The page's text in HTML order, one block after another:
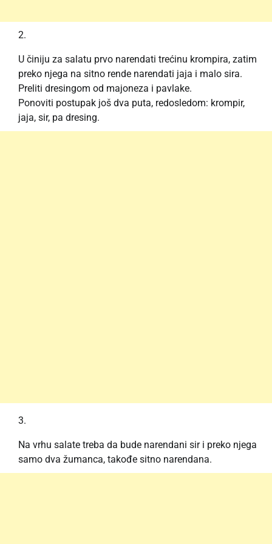
U činiju za salatu prvo narendati trećinu krompira, zatim
preko njega na sitno rende narendati jaja i malo sira.
Preliti dresingom od majoneza i pavlake.
Ponoviti postupak još dva puta, redosledom: krompir,
jaja, sir, pa dresing.
Na vrhu salate treba da bude narendani sir i preko njega
samo dva žumanca, takođe sitno narendana.